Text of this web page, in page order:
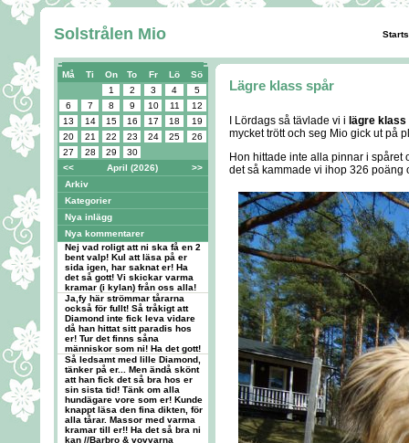
Solstrålen Mio
Må Ti On To Fr Lö
Sö
1
2 3 4
5
6
7 8 9 10 11
12
13
14 15 16 17 18
19
20
21 22 23 24 25
26
27
28 29
30
<<
April (2026)
>>
Arkiv
Kategorier
Nya inlägg
Nya kommentarer
Nej vad roligt att ni ska få en 2
bent valp! Kul att läsa på er
sida igen, har saknat er! Ha
det så gott! Vi skickar varma
kramar (i kylan) från oss alla!
Ja,fy här strömmar tårarna
också för fullt! Så tråkigt att
Diamond inte fick leva vidare
då han hittat sitt paradis hos
er! Tur det finns såna
människor som ni! Ha det gott!
Så ledsamt med lille Diamond,
tänker på er... Men ändå skönt
att han fick det så bra hos er
sin sista tid! Tänk om alla
hundägare vore som er! Kunde
knappt läsa den fina dikten, för
alla tårar. Massor med varma
kramar till er!! Ha det så bra ni
kan //Barbro & vovvarna
Lägre klass spår
I Lördags så tävlade vi i lägre klass
mycket trött och seg Mio gick ut på
Hon hittade inte alla pinnar i spåret
det så kammade vi ihop 326 poäng